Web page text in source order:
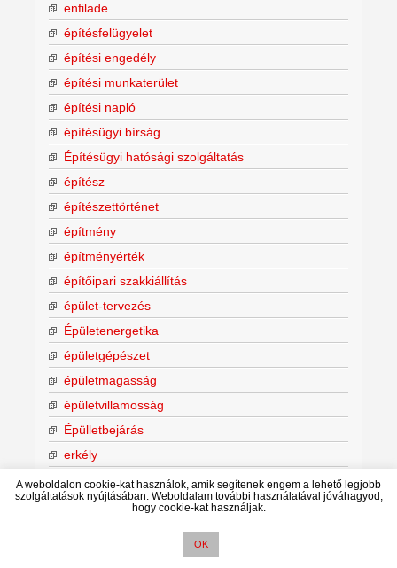
enfilade
építésfelügyelet
építési engedély
építési munkaterület
építési napló
építésügyi bírság
Építésügyi hatósági szolgáltatás
építész
építészettörténet
építmény
építményérték
építőipari szakkiállítás
épület-tervezés
Épületenergetika
épületgépészet
épületmagasság
épületvillamosság
Épülletbejárás
erkély
ÉTDR
étkező
A weboldalon cookie-kat használok, amik segítenek engem a lehető legjobb
szolgáltatások nyújtásában. Weboldalam további használatával jóváhagyod,
hogy cookie-kat használjak.
OK